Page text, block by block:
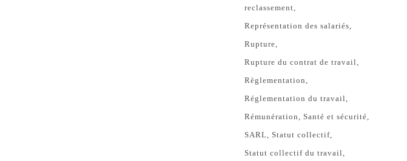
reclassement
Représentation des salariés
Rupture
Rupture du contrat de travail
Règlementation
Réglementation du travail
Rémunération
Santé et sécurité
SARL
Statut collectif
Statut collectif du travail